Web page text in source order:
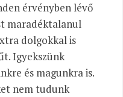
érvényben lévő
maradéktalanul
dolgokkal is
Igyekszünk
és magunkra is.
nem tudunk